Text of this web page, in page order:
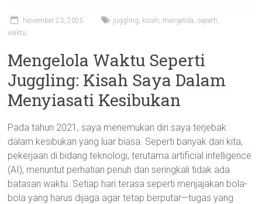
November 23, 2025 juggling, kisah, mengelola, seperti,
waktu
Mengelola Waktu Seperti
Juggling: Kisah Saya Dalam
Menyiasati Kesibukan
Pada tahun 2021, saya menemukan diri saya terjebak
dalam kesibukan yang luar biasa. Seperti banyak dari kita,
pekerjaan di bidang teknologi, terutama artificial intelligence
(AI), menuntut perhatian penuh dan seringkali tidak ada
batasan waktu. Setiap hari terasa seperti menjajakan bola-
bola yang harus dijaga agar tetap berputar—tugas yang